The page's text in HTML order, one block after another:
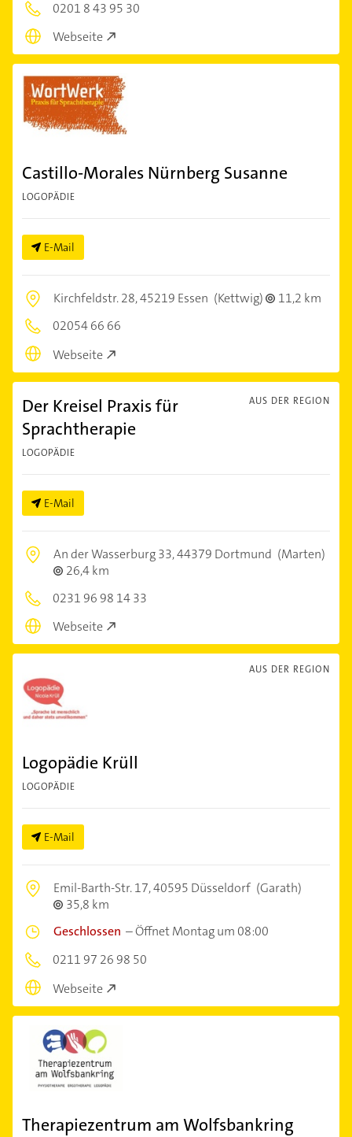
0201 8 43 95 30
Webseite
Castillo-Morales Nürnberg Susanne
LOGOPÄDIE
E-Mail
Kirchfeldstr. 28,45219 Essen (Kettwig)
11,2 km
02054 66 66
Webseite
AUS DER REGION
Der Kreisel Praxis für
Sprachtherapie
LOGOPÄDIE
E-Mail
An der Wasserburg 33,44379 Dortmund (Marten)
26,4 km
0231 96 98 14 33
Webseite
AUS DER REGION
Logopädie Krüll
LOGOPÄDIE
E-Mail
Emil-Barth-Str. 17,40595 Düsseldorf (Garath)
35,8 km
Geschlossen –Öffnet Montag um 08:00
0211 97 26 98 50
Webseite
Therapiezentrum am Wolfsbankring